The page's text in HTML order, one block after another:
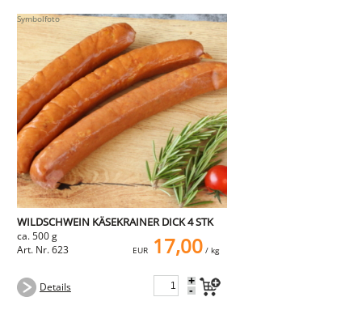
WILDSCHWEIN KÄSEKRAINER DICK 4 STK
ca. 500 g
Art. Nr. 623
EUR 17,00/ kg
Details +
-